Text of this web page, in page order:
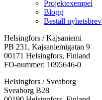
Projektexempel
Blogg
Beställ nyhetsbrev
Helsingfors / Kajsaniemi
PB 231, Kajsaniemigatan 9
00171 Helsingfors, Finland
FO-nummer: 1095646-0
Helsingfors / Sveaborg
Sveaborg B28